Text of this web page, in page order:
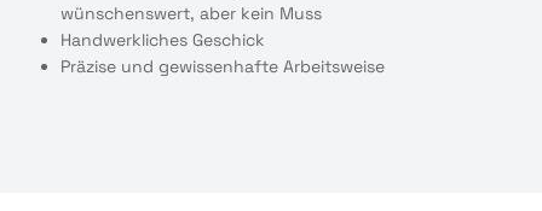
wünschenswert, aber kein Muss
Handwerkliches Geschick
Präzise und gewissenhafte Arbeitsweise